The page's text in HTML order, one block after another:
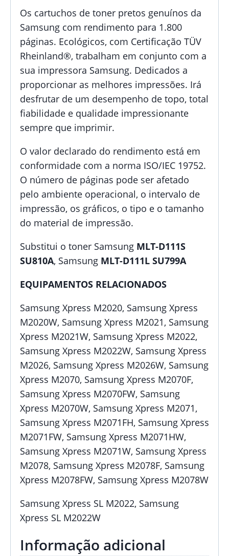
Os cartuchos de toner pretos genuínos da
Samsung com rendimento para 1.800
páginas. Ecológicos, com Certificação TÜV
Rheinland®, trabalham em conjunto com a
sua impressora Samsung. Dedicados a
proporcionar as melhores impressões. Irá
desfrutar de um desempenho de topo, total
fiabilidade e qualidade impressionante
sempre que imprimir.
O valor declarado do rendimento está em
conformidade com a norma ISO/IEC 19752.
O número de páginas pode ser afetado
pelo ambiente operacional, o intervalo de
impressão, os gráficos, o tipo e o tamanho
do material de impressão.
Substitui o toner Samsung MLT-D111S
SU810A, Samsung MLT-D111L SU799A
EQUIPAMENTOS RELACIONADOS
Samsung Xpress M2020, Samsung Xpress
M2020W, Samsung Xpress M2021, Samsung
Xpress M2021W, Samsung Xpress M2022,
Samsung Xpress M2022W, Samsung Xpress
M2026, Samsung Xpress M2026W, Samsung
Xpress M2070, Samsung Xpress M2070F,
Samsung Xpress M2070FW, Samsung
Xpress M2070W, Samsung Xpress M2071,
Samsung Xpress M2071FH, Samsung Xpress
M2071FW, Samsung Xpress M2071HW,
Samsung Xpress M2071W, Samsung Xpress
M2078, Samsung Xpress M2078F, Samsung
Xpress M2078FW, Samsung Xpress M2078W
Samsung Xpress SL M2022, Samsung
Xpress SL M2022W
Informação adicional